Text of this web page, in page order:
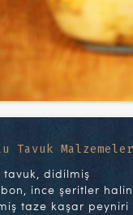
Tavuk
tavuk, didilmiş
ince şeritler
taze kaşar peyniri